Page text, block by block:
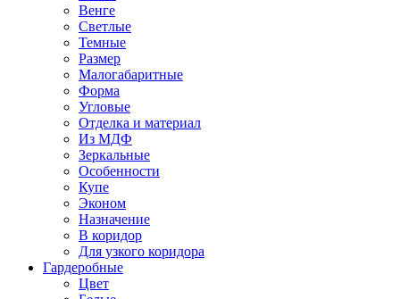
Венге
Светлые
Темные
Размер
Малогабаритные
Форма
Угловые
Отделка и материал
Из МДФ
Зеркальные
Особенности
Купе
Эконом
Назначение
В коридор
Для узкого коридора
Гардеробные
Цвет